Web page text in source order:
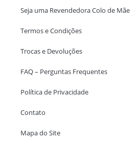
Seja uma Revendedora Colo de Mãe
Termos e Condições
Trocas e Devoluções
FAQ – Perguntas Frequentes
Política de Privacidade
Contato
Mapa do Site